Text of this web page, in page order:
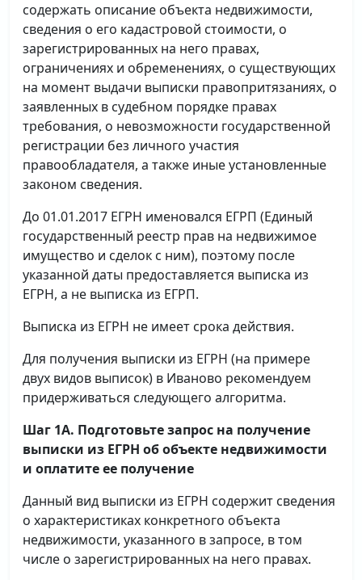
содержать описание объекта недвижимости,
сведения о его кадастровой стоимости, о
зарегистрированных на него правах,
ограничениях и обременениях, о существующих
на момент выдачи выписки правопритязаниях, о
заявленных в судебном порядке правах
требования, о невозможности государственной
регистрации без личного участия
правообладателя, а также иные установленные
законом сведения.
До 01.01.2017 ЕГРН именовался ЕГРП (Единый
государственный реестр прав на недвижимое
имущество и сделок с ним), поэтому после
указанной даты предоставляется выписка из
ЕГРН, а не выписка из ЕГРП.
Выписка из ЕГРН не имеет срока действия.
Для получения выписки из ЕГРН (на примере
двух видов выписок) в Иваново рекомендуем
придерживаться следующего алгоритма.
Шаг 1А. Подготовьте запрос на получение
выписки из ЕГРН об объекте недвижимости
и оплатите ее получение
Данный вид выписки из ЕГРН содержит сведения
о характеристиках конкретного объекта
недвижимости, указанного в запросе, в том
числе о зарегистрированных на него правах.